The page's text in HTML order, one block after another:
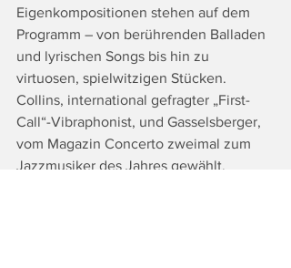
Eigenkompositionen stehen auf dem
Programm – von berührenden Balladen
und lyrischen Songs bis hin zu
virtuosen, spielwitzigen Stücken.
Collins, international gefragter „First-
Call“-Vibraphonist, und Gasselsberger,
vom Magazin Concerto zweimal zum
Jazzmusiker des Jahres gewählt,